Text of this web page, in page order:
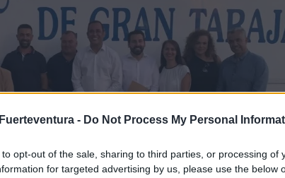
- Do Not Process My Personal
to opt-out of the sale, sharing to third parties, or processing of
for targeted advertising by us, please use the below